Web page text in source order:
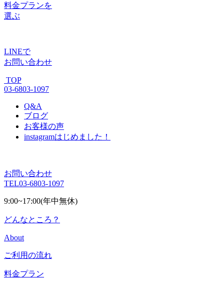
料金プランを
選ぶ
LINEで
お問い合わせ
TOP
03-6803-1097
Q&A
ブログ
お客様の声
instagramはじめました！
お問い合わせ
TEL03-6803-1097
9:00~17:00(年中無休)
どんなところ？
About
ご利用の流れ
料金プラン